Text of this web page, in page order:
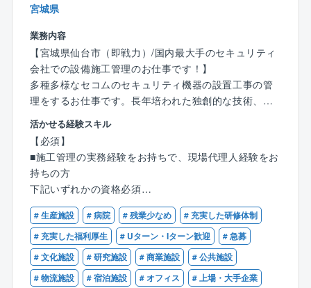
策を積極的に取り入れています。
【配属部署について】
現在6名（30代1人、40代3人、50代1人、60代1人）が
在籍しております。
【働き方について】
・出張は近隣エリアに行くことはありますが、現状出
張している人の方が少ないです。
・残業時間を減らすために建設ディレクターのポジシ
ョンを設けるなど、施工管理の負担を減らすための施
策を積極的に取り入れています。
【定年制度について】
選択定年制65歳
60歳～65歳の間で定年のご年齢を選択できます。
また、働く意欲がある方に関しては、相談のうえ65歳
を超えてもご就業いただいている方もいらっしゃいま
宮城県
業務内容
【宮城県仙台市（即戦力）/国内最大手のセキュリティ
会社での設備施工管理のお仕事です！】
多種多様なセコムのセキュリティ機器の設置工事の管
理をするお仕事です。長年培われた独創的な技術、ノ
ウハウをもって、完璧なセキュリティシステムを物件
に応じて構築します。
具体的な仕事の例としては、工事前の現場調査、工事
計画の立案・確認、機器設置後のシステムチェック、
売上管理などがあります。機器の設置工事作業はパー
トナー企業が担いますので、それをマネージメントす
るのが主な役割です。
【同ポジションの魅力】
・同社はセキュリティシステムのリーディングカンパ
ニーであり、開発しているシステムは希少性が高いた
活かせる経験スキル
【必須】
■施工管理の実務経験をお持ちで、現場代理人経験をお
持ちの方
下記いずれかの資格必須
■1級電気工事施工管理技士（できれば監理技術者）
■2級電気工事施工管理技士
■1級電気通信工事施工管理技士（できれば監理技術
者）
■第一種電気工事士（実務経験含む）
# 生産施設 # 病院 # 残業少なめ
# 充実した研修体制
# 充実した福利厚生
# Uターン・Iターン歓迎
# 急募
# 文化施設
# 研究施設 # 商業施設
# 公共施設
# 物流施設
# 宿泊施設 # オフィス # 上場・大手企業